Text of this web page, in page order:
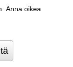
Anna oikea